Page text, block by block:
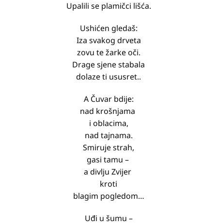
Upalili se plamičci lišća.
Ushićen gledaš:
Iza svakog drveta
zovu te žarke oči.
Drage sjene stabala
dolaze ti ususret..
A Čuvar bdije:
nad krošnjama
i oblacima,
nad tajnama.
Smiruje strah,
gasi tamu –
a divlju Zvijer
kroti
blagim pogledom…
Uđi u šumu –